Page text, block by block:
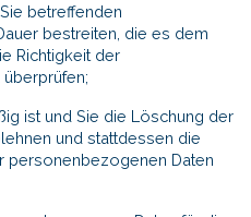
betreffenden
bestreiten, die es dem
Richtigkeit der
ist und Sie die Löschung der
und stattdessen die
personenbezogenen Daten